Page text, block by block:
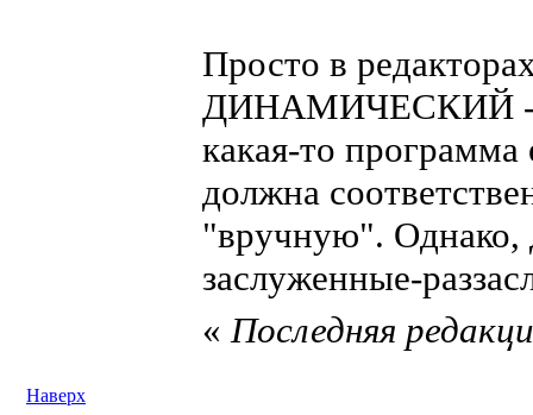
Просто в
ДИНАМИЧЕСКИЙ -
какая-то программа
должна
"вручную". Однако,
заслуженные-
Наверх
«Последняя